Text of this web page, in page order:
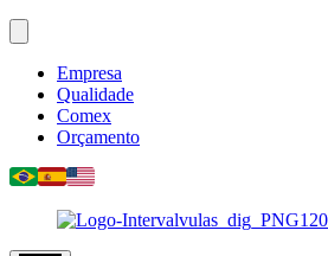
Empresa
Qualidade
Comex
Orçamento